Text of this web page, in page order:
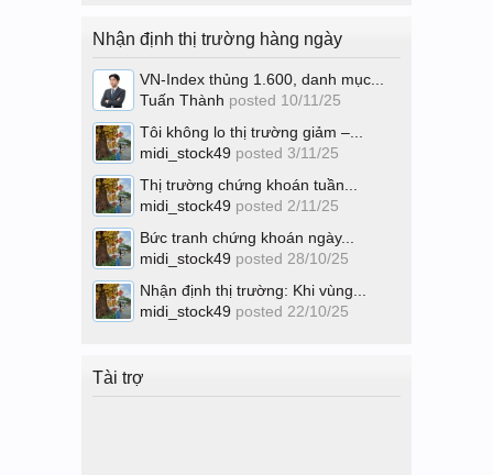
Nhận định thị trường hàng ngày
VN-Index thủng 1.600, danh mục...
Tuấn Thành posted 10/11/25
Tôi không lo thị trường giảm –...
midi_stock49 posted 3/11/25
Thị trường chứng khoán tuần...
midi_stock49 posted 2/11/25
Bức tranh chứng khoán ngày...
midi_stock49 posted 28/10/25
Nhận định thị trường: Khi vùng...
midi_stock49 posted 22/10/25
Tài trợ